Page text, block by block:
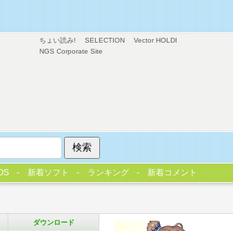
ダウンロード
ちょい読み! SELECTION
Vector HOLDI
NGS Corporate Site
新着ソフト ランキング 新着コメント